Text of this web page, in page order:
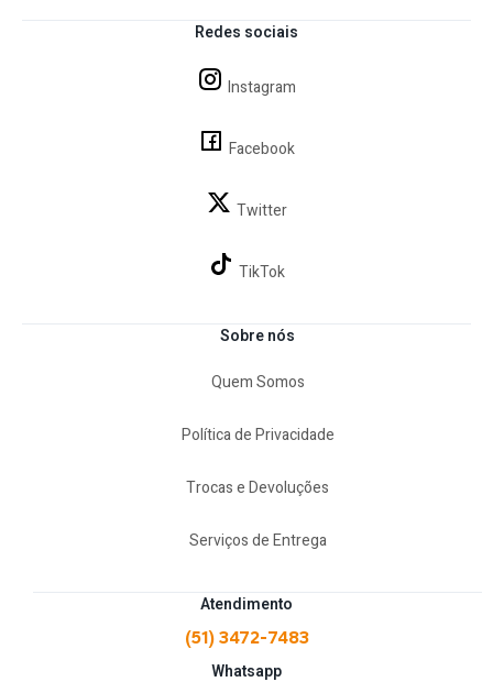
Atendimento
(51) 3472-7483
Whatsapp
Sobre nós
Quem Somos
Política de Privacidade
Trocas e Devoluções
Serviços de Entrega
Redes sociais
Instagram
Facebook
Twitter
TikTok